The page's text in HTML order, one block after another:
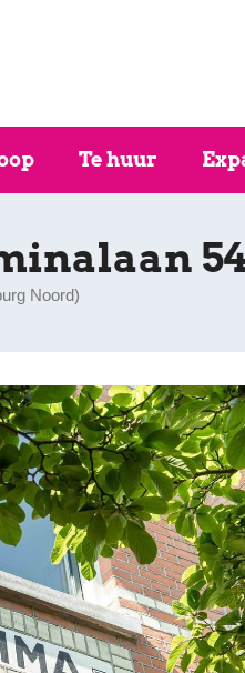
Te huur
Noord)